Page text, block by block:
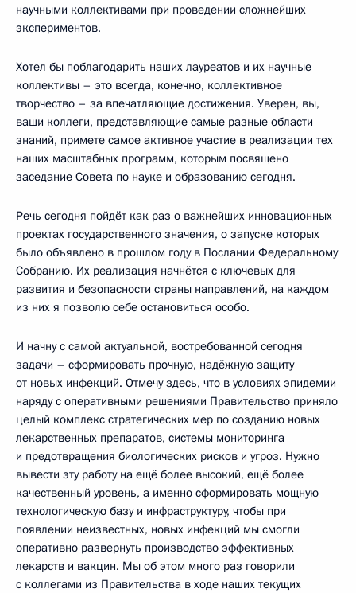
научными коллективами при проведении сложнейших
экспериментов.
Хотел бы поблагодарить наших лауреатов и их научные
коллективы – это всегда, конечно, коллективное
творчество – за впечатляющие достижения. Уверен, вы,
ваши коллеги, представляющие самые разные области
знаний, примете самое активное участие в реализации тех
наших масштабных программ, которым посвящено
заседание Совета по науке и образованию сегодня.
Речь сегодня пойдёт как раз о важнейших инновационных
проектах государственного значения, о запуске которых
было объявлено в прошлом году в Послании Федеральному
Собранию. Их реализация начнётся с ключевых для
развития и безопасности страны направлений, на каждом
из них я позволю себе остановиться особо.
И начну с самой актуальной, востребованной сегодня
задачи – сформировать прочную, надёжную защиту
от новых инфекций. Отмечу здесь, что в условиях эпидемии
наряду с оперативными решениями Правительство приняло
целый комплекс стратегических мер по созданию новых
лекарственных препаратов, системы мониторинга
и предотвращения биологических рисков и угроз. Нужно
вывести эту работу на ещё более высокий, ещё более
качественный уровень, а именно сформировать мощную
технологическую базу и инфраструктуру, чтобы при
появлении неизвестных, новых инфекций мы смогли
оперативно развернуть производство эффективных
лекарств и вакцин. Мы об этом много раз говорили
с коллегами из Правительства в ходе наших текущих